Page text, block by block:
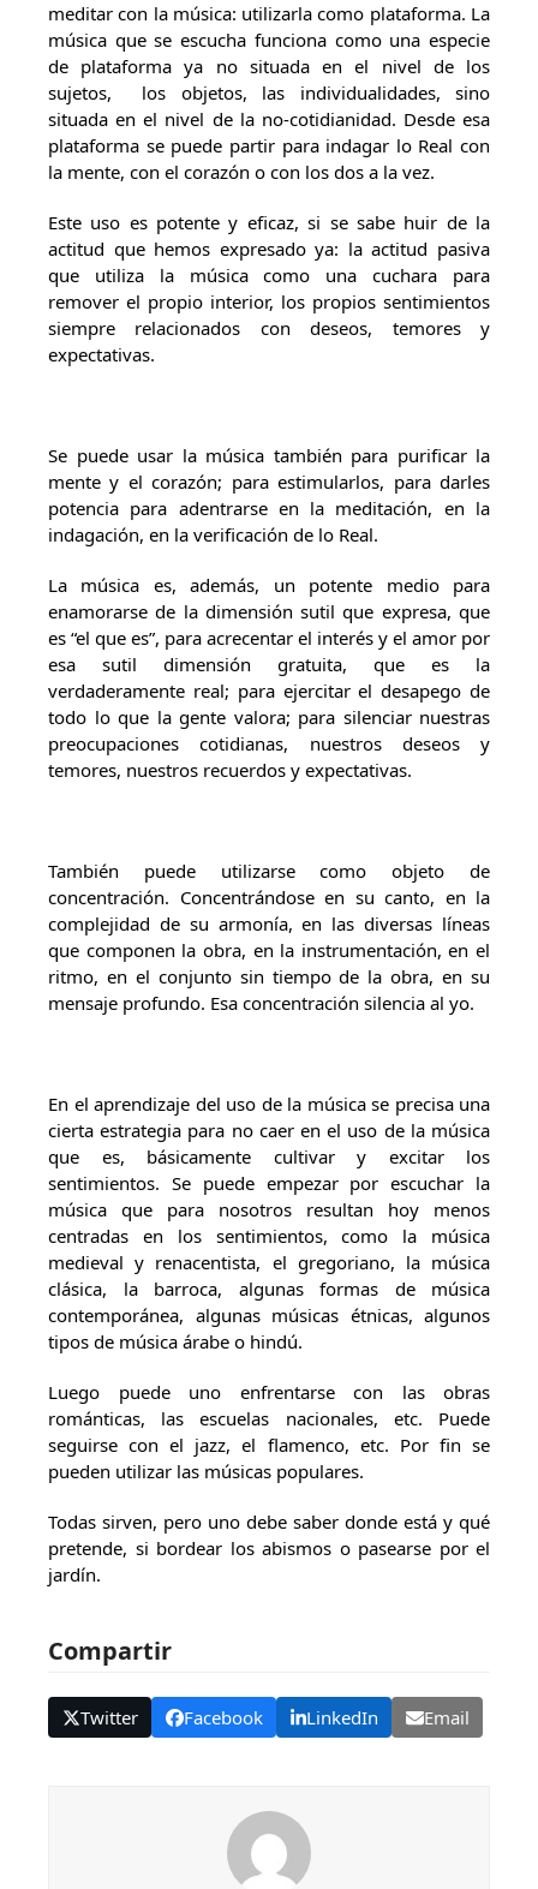
meditar con la música: utilizarla como plataforma. La
música que se escucha funciona como una especie
de plataforma ya no situada en el nivel de los
sujetos, los objetos, las individualidades, sino
situada en el nivel de la no-cotidianidad. Desde esa
plataforma se puede partir para indagar lo Real con
la mente, con el corazón o con los dos a la vez.
Este uso es potente y eficaz, si se sabe huir de la
actitud que hemos expresado ya: la actitud pasiva
que utiliza la música como una cuchara para
remover el propio interior, los propios sentimientos
siempre relacionados con deseos, temores y
expectativas.
Se puede usar la música también para purificar la
mente y el corazón; para estimularlos, para darles
potencia para adentrarse en la meditación, en la
indagación, en la verificación de lo Real.
La música es, además, un potente medio para
enamorarse de la dimensión sutil que expresa, que
es “el que es”, para acrecentar el interés y el amor por
esa sutil dimensión gratuita, que es la
verdaderamente real; para ejercitar el desapego de
todo lo que la gente valora; para silenciar nuestras
preocupaciones cotidianas, nuestros deseos y
temores, nuestros recuerdos y expectativas.
También puede utilizarse como objeto de
concentración. Concentrándose en su canto, en la
complejidad de su armonía, en las diversas líneas
que componen la obra, en la instrumentación, en el
ritmo, en el conjunto sin tiempo de la obra, en su
mensaje profundo. Esa concentración silencia al yo.
En el aprendizaje del uso de la música se precisa una
cierta estrategia para no caer en el uso de la música
que es, básicamente cultivar y excitar los
sentimientos. Se puede empezar por escuchar la
música que para nosotros resultan hoy menos
centradas en los sentimientos, como la música
medieval y renacentista, el gregoriano, la música
clásica, la barroca, algunas formas de música
contemporánea, algunas músicas étnicas, algunos
tipos de música árabe o hindú.
Luego puede uno enfrentarse con las obras
románticas, las escuelas nacionales, etc. Puede
seguirse con el jazz, el flamenco, etc. Por fin se
pueden utilizar las músicas populares.
Todas sirven, pero uno debe saber donde está y qué
pretende, si bordear los abismos o pasearse por el
jardín.
Compartir
Twitter Facebook LinkedIn Email